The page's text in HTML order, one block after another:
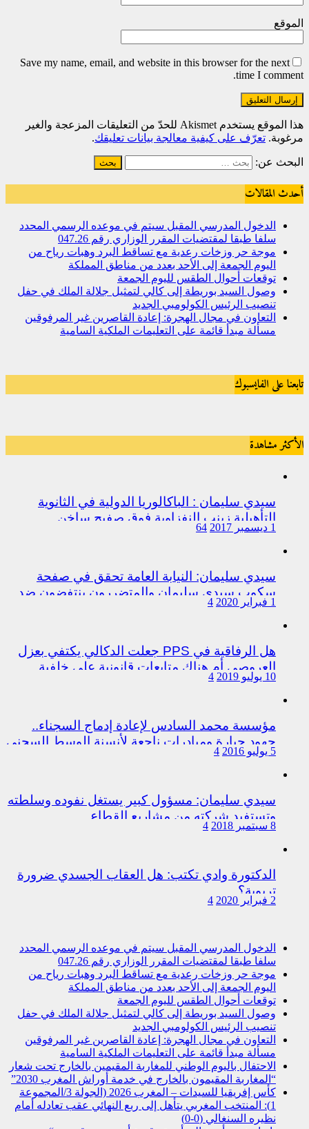
الموقع
Save my name, email, and website in this browser for the next
time I comment.
هذا الموقع يستخدم Akismet للحدّ من التعليقات المزعجة والغير
مرغوبة. تعرّف على كيفية معالجة بيانات تعليقك.
البحث عن:
أحدث المقالات
الدخول المدرسي المقبل سیتم في موعده الرسمي المحدد
سلفا طبقا لمقتضیات المقرر الوزاري رقم 047.26
موجة حر وزخات رعدية مع تساقط البرد وهبات رياح من
اليوم الجمعة إلى الأحد بعدد من مناطق المملكة
توقعات أحوال الطقس لليوم الجمعة
وصول السيد بوريطة إلى كالي لتمثيل جلالة الملك في حفل
تنصيب الرئيس الكولومبي الجديد
التعاون في مجال الهجرة: إعادة القاصرين غير المرفوقين
مسألة مبدأ قائمة على التعليمات الملكية السامية
تابعنا على الفايسبوك
الأكثر مشاهدة
سيدي سليمان : الباكالوريا الدولية في الثانوية
التأهيلية زينب النفزاوية فوق صفيح ساخن
1 ديسمبر 2017 64
سيدي سليمان: النيابة العامة تحقق في صفحة
سكوب سيدي سليمان والمتضررون ينتفضون ضد
المتورطين من رجال الشرطة
1 فبراير 2020 4
هل الرفاقية في PPS جعلت الدكالي يكتفي بعزل
العروصي أم هناك متابعات قانونية على خلفية
اختلالات التسيير بمندوبية سيدي سليمان
10 يوليو 2019 4
مؤسسة محمد السادس لإعادة إدماج السجناء..
جهود جبارة ومبادرات ناجعة لأنسنة الوسط السجني
5 يوليو 2016 4
سيدي سليمان: مسؤول كبير يستغل نفوده وسلطته
وتستفيد شركته من مشاريع القطاع
8 سبتمبر 2018 4
الدكتورة وادي تكتب: هل العقاب الجسدي ضرورة
تربوية؟
2 فبراير 2020 4
الدخول المدرسي المقبل سیتم في موعده الرسمي المحدد
سلفا طبقا لمقتضیات المقرر الوزاري رقم 047.26
موجة حر وزخات رعدية مع تساقط البرد وهبات رياح من
اليوم الجمعة إلى الأحد بعدد من مناطق المملكة
توقعات أحوال الطقس لليوم الجمعة
وصول السيد بوريطة إلى كالي لتمثيل جلالة الملك في حفل
تنصيب الرئيس الكولومبي الجديد
التعاون في مجال الهجرة: إعادة القاصرين غير المرفوقين
مسألة مبدأ قائمة على التعليمات الملكية السامية
الاحتفال باليوم الوطني للمغاربة المقيمين بالخارج تحت شعار
“المغاربة المقيمون بالخارج في خدمة أوراش المغرب 2030”
كأس إفريقيا للسيدات – المغرب 2026 (الجولة 3/المجموعة
1): المنتخب المغربي يتأهل إلى ربع النهائي عقب تعادله أمام
نظيره السنغالي (0-0)